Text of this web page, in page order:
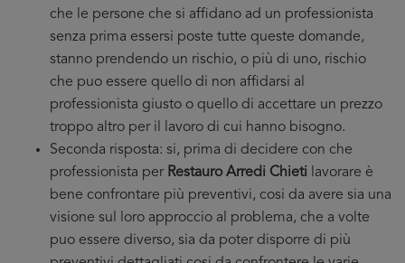
che le persone che si affidano ad un professionista
senza prima essersi poste tutte queste domande,
stanno prendendo un rischio, o più di uno, rischio
che puo essere quello di non affidarsi al
professionista giusto o quello di accettare un prezzo
troppo altro per il lavoro di cui hanno bisogno.
Seconda risposta: si, prima di decidere con che
professionista per Restauro Arredi Chieti lavorare è
bene confrontare più preventivi, cosi da avere sia una
visione sul loro approccio al problema, che a volte
puo essere diverso, sia da poter disporre di più